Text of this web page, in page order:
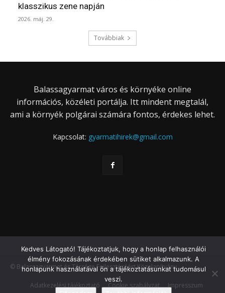
klasszikus zene napján
2026. máj. 29.
Továbbiak
Balassagyarmat város és környéke online
információs, közéleti portálja. Itt mindent megtalál,
ami a környék polgárai számára fontos, érdekes lehet.
Kapcsolat: gyarmatihirek@gmail.com
© Balassagyarmat és Térsége Fejlesztéséért Közalapítvány
Adatkezelési tájékoztató Cookie szabályzat Impresszum
Kedves Látogató! Tájékoztatjuk, hogy a honlap felhasználói
élmény fokozásának érdekében sütiket alkalmazunk. A
honlapunk használatával ön a tájékoztatásunkat tudomásul
veszi.